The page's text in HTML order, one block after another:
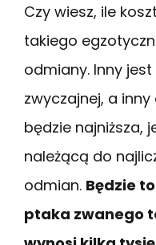
Czy wiesz, ile
takiego
odmiany. Inny
zwyczajnej, a
będzie najniższa,
należącą do
odmian. Będzie
ptaka zwanego